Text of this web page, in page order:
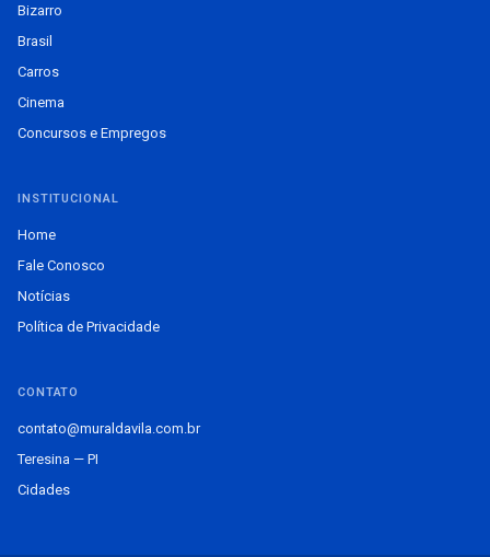
Bizarro
Brasil
Carros
Cinema
Concursos e Empregos
INSTITUCIONAL
Home
Fale Conosco
Notícias
Política de Privacidade
CONTATO
contato@muraldavila.com.br
Teresina — PI
Cidades